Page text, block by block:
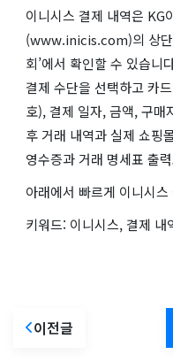
이니시스 결제 내역은 KG
(www.inicis.com)의 상
회’에서 확인할 수 있습니
결제 수단을 선택하고 카
호), 결제 일자, 금액, 구매
후 거래 내역과 실제 쇼핑
영수증과 거래 명세표 출
아래에서 빠르게 이니시
키워드: 이니시스, 결제 내
이전글